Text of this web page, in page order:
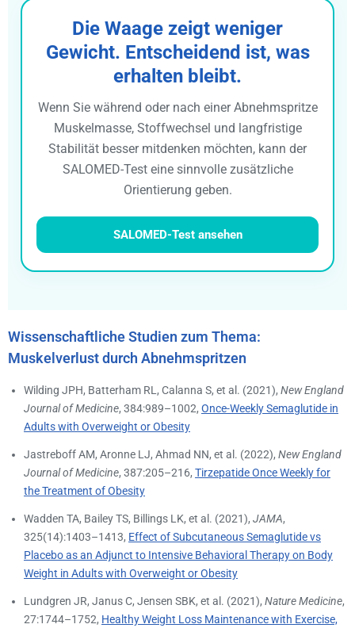
Die Waage zeigt weniger
Gewicht. Entscheidend ist, was
erhalten bleibt.
Wenn Sie während oder nach einer Abnehmspritze
Muskelmasse, Stoffwechsel und langfristige
Stabilität besser mitdenken möchten, kann der
SALOMED-Test eine sinnvolle zusätzliche
Orientierung geben.
SALOMED-Test ansehen
Wissenschaftliche Studien zum Thema:
Muskelverlust durch Abnehmspritzen
Wilding JPH, Batterham RL, Calanna S, et al. (2021), New England
Journal of Medicine, 384:989–1002, Once-Weekly Semaglutide in
Adults with Overweight or Obesity
Jastreboff AM, Aronne LJ, Ahmad NN, et al. (2022), New England
Journal of Medicine, 387:205–216, Tirzepatide Once Weekly for
the Treatment of Obesity
Wadden TA, Bailey TS, Billings LK, et al. (2021), JAMA,
325(14):1403–1413, Effect of Subcutaneous Semaglutide vs
Placebo as an Adjunct to Intensive Behavioral Therapy on Body
Weight in Adults with Overweight or Obesity
Lundgren JR, Janus C, Jensen SBK, et al. (2021), Nature Medicine,
27:1744–1752, Healthy Weight Loss Maintenance with Exercise,